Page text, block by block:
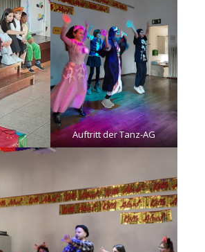
Auftritt der Tanz-AG